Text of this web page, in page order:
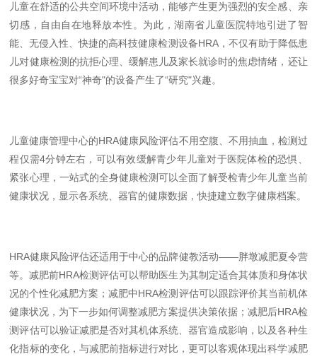
儿童在舒适的公共空间环境中活动，能够产生更为强烈的安全感、亲
切感，自由自在地释放本性。为此，湖南省儿童医院特地引进了智
能、无侵入性、快捷的高科技健康检测设备HRA，不仅有助于降低患
儿对健康检测的抗拒心理、缓解患儿及家长就诊时的焦虑情绪，还让
很多好奇宝宝对“神奇"的设备产生了“研究"兴趣。
儿童健康管理中心的HRA健康风险评估不用空腹、不用抽血，检测过
程仅需4分钟左右，可以有效缓解青少年儿童对于医院体检的恐惧、
紧张心理，一站式的全身健康检测可以全面了解受检青少年儿童当前
健康状况，显示各系统、器官的健康数据，快捷建立数字健康档案。
HRA健康风险评估还适用于中心的品牌健教活动——胖墩减肥夏令营
等。减肥前HRA检测评估可以帮助医生为其制定适合其体质和身体状
况的个性化减肥方案；减肥中HRA检测评估可以跟踪评价其当前机体
健康状况，为下一步如何调整减肥方案提供决策依据；减肥后HRA检
测评估可以验证减肥是否对其机体系统、器官造成影响，以及各种生
化指标的变化，与减肥前指标进行对比，更可以客观体现出科学减肥